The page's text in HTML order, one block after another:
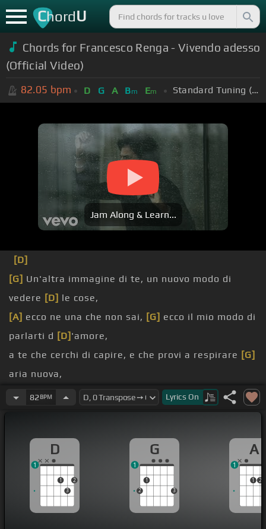
ChordU
Chords for Francesco Renga - Vivendo adesso
(Official Video)
82.05 bpm D G A Bm Em Standard Tuning (EADGBE)
Jam Along & Learn...
[D]
[G] Un'altra immagine di te, un nuovo modo di
vedere [D] le cose,
[A] ecco ne una che non sai, [G] ecco il mio modo di
parlarti d [D] 'amore,
a te che cerchi di capire, e che provi a respirare [G]
aria nuova,
e non sai bene dove sei, [G]
e non ti importa
lo sai che ti manca qualcosa,
segreto tra di noi,
io in[Bm]questa stanza d'albergo a
dirci che
stiamo solo[Bm] [Em]adesso.
immagine di te, un nuovo modo di pensare
[D]
le
82 BPM Lyrics On
D
1
3
2
1
G
2
1
3
1
A
1 2
1